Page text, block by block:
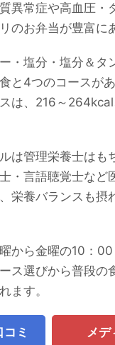
異常症や高血圧・
のお弁当が豊富に
・塩分・塩分＆タ
と4つのコースが
は、216～
は管理栄養士はも
・言語聴覚士など
栄養バランスも摂
から金曜の10：
ス選びから普段の
ます。
ミ メデ